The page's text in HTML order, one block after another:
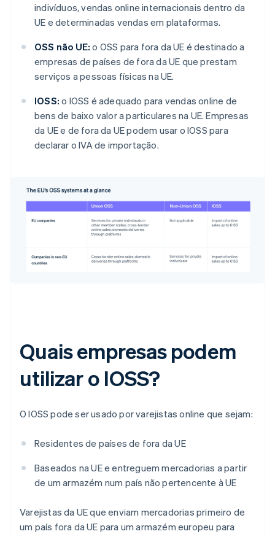
indivíduos, vendas online internacionais dentro da
UE e determinadas vendas em plataformas.
OSS não UE: o OSS para fora da UE é destinado a
empresas de países de fora da UE que prestam
serviços a pessoas físicas na UE.
IOSS: o IOSS é adequado para vendas online de
bens de baixo valor a particulares na UE. Empresas
da UE e de fora da UE podem usar o IOSS para
declarar o IVA de importação.
Quais empresas podem
utilizar o IOSS?
O IOSS pode ser usado por varejistas online que sejam:
Residentes de países de fora da UE
Baseados na UE e entreguem mercadorias a partir
de um armazém num país não pertencente à UE
Varejistas da UE que enviam mercadorias primeiro de
um país fora da UE para um armazém europeu para